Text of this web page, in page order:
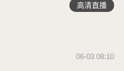
高清直播
06-03 08:10